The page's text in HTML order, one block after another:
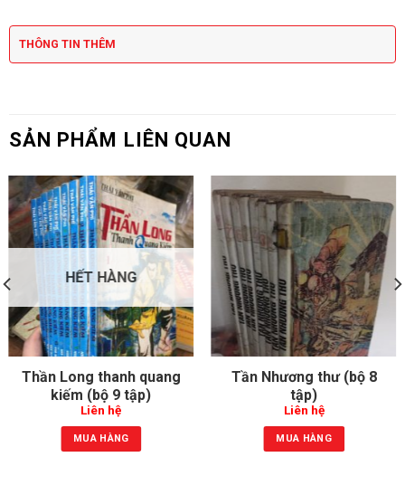
THÔNG TIN THÊM
SẢN PHẨM LIÊN QUAN
HẾT HÀNG
Thần Long thanh quang
kiếm (bộ 9 tập)
Liên hệ
MUA HÀNG
Tần Nhương thư (bộ 8
tập)
Liên hệ
MUA HÀNG